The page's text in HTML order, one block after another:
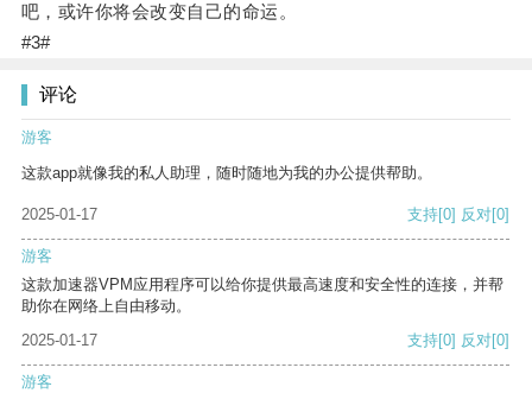
吧，或许你将会改变自己的命运。
#3#
评论
游客
这款app就像我的私人助理，随时随地为我的办公提供帮助。
2025-01-17 支持[0] 反对[0]
游客
这款加速器VPM应用程序可以给你提供最高速度和安全性的连接，并帮
助你在网络上自由移动。
2025-01-17
支持[0] 反对[0]
游客